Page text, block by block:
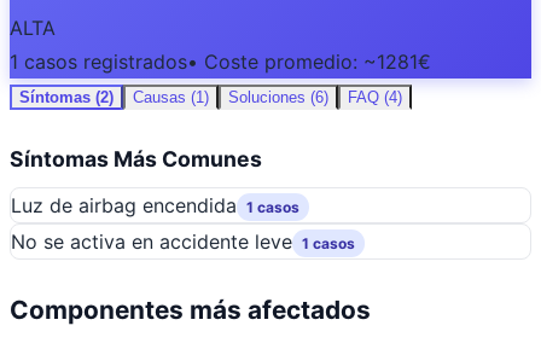
ALTA
1 casos registrados• Coste promedio: ~1281€
Síntomas (2) Causas (1) Soluciones (6) FAQ (4)
Síntomas Más Comunes
Luz de airbag encendida 1 casos
No se activa en accidente leve 1 casos
Componentes más afectados